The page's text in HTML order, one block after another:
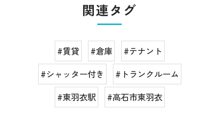
関連タグ
#賃貸 #倉庫
#テナント
#シャッター付き
#トランクルーム
#東羽衣駅
#高石市東羽衣